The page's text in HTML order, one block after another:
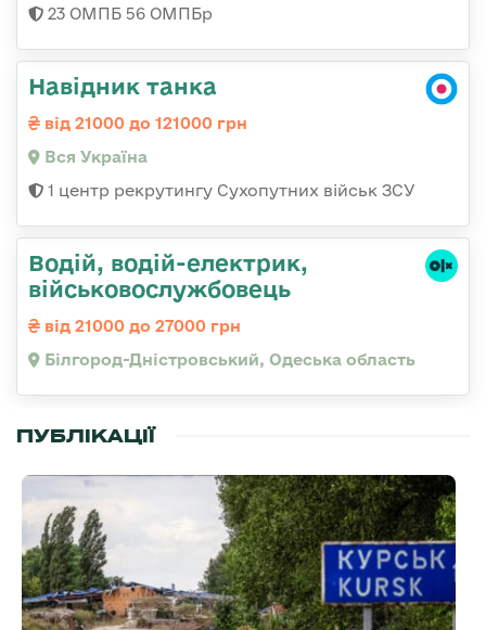
23 ОМПБ 56 ОМПБр
Навідник танка
від 21000 до 121000 грн
Вся Україна
1 центр рекрутингу Сухопутних військ ЗСУ
Водій, водій-електрик,
військовослужбовець
від 21000 до 27000 грн
Білгород-Дністровський, Одеська область
ПУБЛІКАЦІЇ